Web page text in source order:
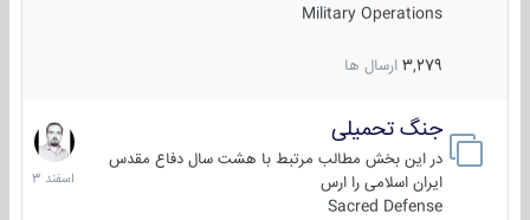
Military Operations
3,279 ارسال ها
جنگ تحمیلی
در این بخش مطالب مرتبط با هشت سال دفاع مقدس
ایران اسلامی را ارس
Sacred Defense
20
اسفند
1403